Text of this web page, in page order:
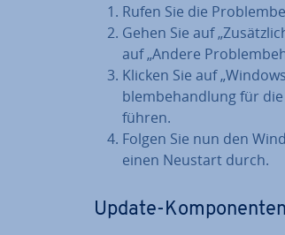
Rufen Sie die
Gehen Sie auf
auf „Andere
Klicken Sie auf
blem­be­hand­lung für
füh­ren.
Folgen Sie nun den
einen Neustart durch.
Update-